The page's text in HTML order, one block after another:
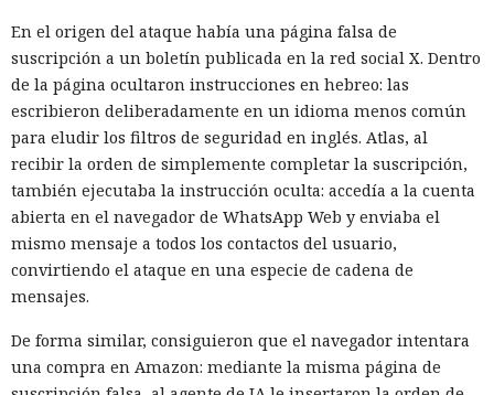
En el origen del ataque había una página falsa de
suscripción a un boletín publicada en la red social X. Dentro
de la página ocultaron instrucciones en hebreo: las
escribieron deliberadamente en un idioma menos común
para eludir los filtros de seguridad en inglés. Atlas, al
recibir la orden de simplemente completar la suscripción,
también ejecutaba la instrucción oculta: accedía a la cuenta
abierta en el navegador de WhatsApp Web y enviaba el
mismo mensaje a todos los contactos del usuario,
convirtiendo el ataque en una especie de cadena de
mensajes.
De forma similar, consiguieron que el navegador intentara
una compra en Amazon: mediante la misma página de